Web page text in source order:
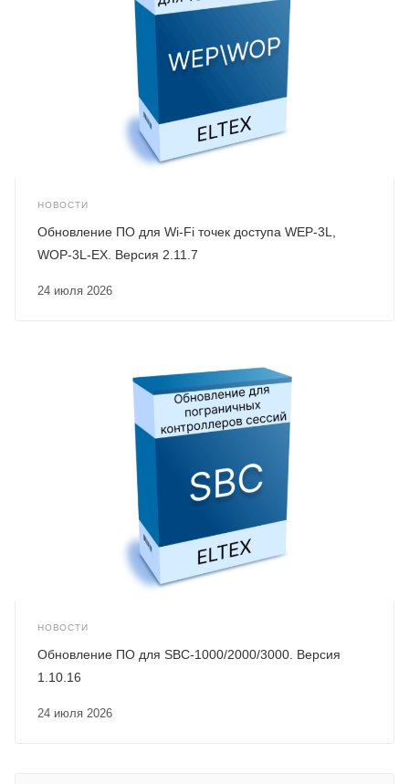
НОВОСТИ
24 июля 2026
Обновление ПО для Wi-Fi точек доступа WEP-3L,
WOP-3L-EX. Версия 2.11.7
НОВОСТИ
24 июля 2026
Обновление ПО для SBC-1000/2000/3000. Версия
1.10.16